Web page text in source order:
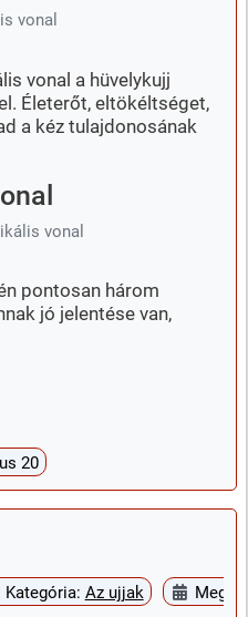
vonal
vonal a hüvelykujj
Életerőt, eltökéltséget,
a kéz tulajdonosának
vonal
pontosan három
jó jelentése van,
20
Kategória: Az ujjak